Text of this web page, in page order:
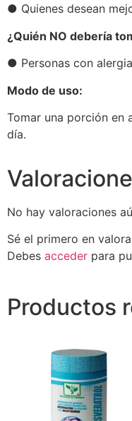
● Quienes desean
¿Quién NO debería
● Personas con
Modo de uso:
Tomar una porción en
día.
No hay valoraciones
Sé el primero en
Debes acceder para
Productos